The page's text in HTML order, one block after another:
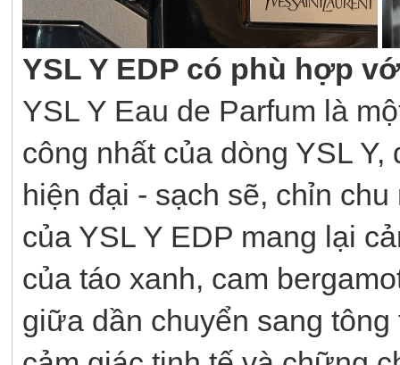
YSL Y EDP có phù hợp
YSL Y Eau de Parfum là
công nhất của dòng YSL
hiện đại - sạch sẽ, chỉn
của YSL Y EDP mang lại
của táo xanh, cam
giữa dần chuyển sang